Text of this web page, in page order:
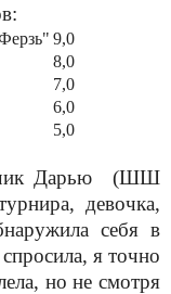
9,0
8,0
7,0
6,0
5,0
Дарью
(ШШ
девочка,
себя в
я точно
но не смотря